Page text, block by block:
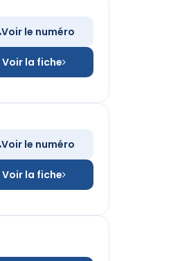
Voir le numéro
Voir la fiche
Voir le numéro
Voir la fiche